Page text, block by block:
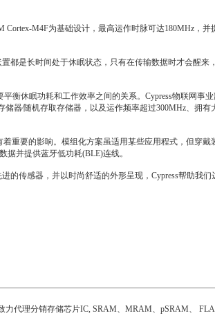
M4F为基础设计，最高运作时脉可达180MHz，并
都是长时间处于休眠状态，只有在传输数据时才会醒来
衡休眠功耗和工作效率之间的关系。Cypress物联网事
器∕随机存取存储器，以及运作频率超过300MHz、拥有
重要的影响。模组化方案虽适用某些应用程式，但穿戴
据并提供蓝牙低功耗(BLE)连线。
的传感器，并以时尚舒适的外形呈现，Cypress帮助我
代理分销存储芯片IC, SRAM、MRAM、 pSRAM、